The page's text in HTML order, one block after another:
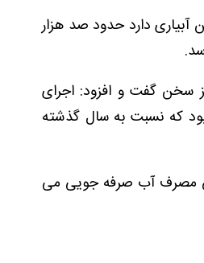
آبیاری دارد حدود صد هزار
جاری نیز سخن گفت و افزود: اجرای
از جمله این پروژه ها بود که نسبت به سال گذشته
مصرف آب صرفه جویی می